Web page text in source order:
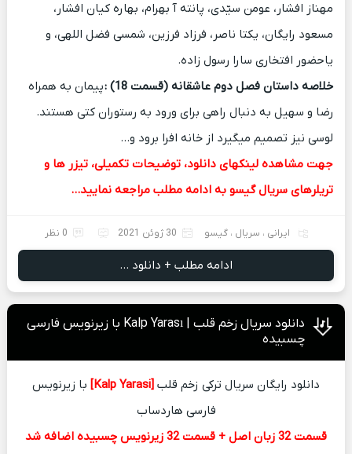
مهناز افشار، عومن سیّدی، پانته آ بهرام، بهاره کیان افشار،
مسعود رایگان، یکتا ناصر، فرزاد فرزین، شمسی فضل اللهی، و
یاحضور افتخاری سارا رسول زاده.
خلاصه داستان فصل دوم عاشقانه (قسمت 18)
:پیمان به همراه
رضا و سهیل به دنبال راهی برای ورود به رستوران کتی هستند.
لوسی نیز تصمیم میگیرد از خانه افرا برود و…
جهت مشاهده لینکهای دانلود، توضیحات تکمیلی، تیزر ها و
تریلرهای سریال گیسو به ادامه مطلب مراجعه نمایید…
ایرانی ، سریال ، گیسو 30 ژوئن 2021 0 نظر
ادامه مطلب + دانلود ...
دانلود سریال زخم قلب | Kalp Yarası با زیرنویس فارسی
چسبیده
دانلود رایگان سریال ترکی زخم قلب [Kalp Yarasi]
با زیرنویس
فارسی هاردساب
قسمت 32 زبان اصل + قسمت 32 زیرنویس چسبیده اضافه شد